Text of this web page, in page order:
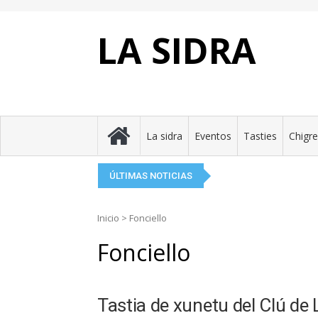
LA SIDRA
La sidra Eventos Tasties
ÚLTIMAS NOTICIAS
Eluveitie: la llume
Perlora brinda pola
El Festival de la
Tierra Astur
Inicio > Fonciello
Fonciello
Tastia de xunetu del Clú de